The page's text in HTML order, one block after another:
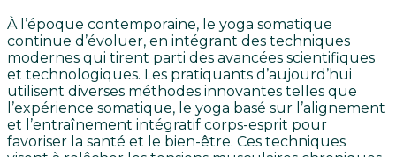
À l’époque contemporaine, le yoga somatique
continue d’évoluer, en intégrant des techniques
modernes qui tirent parti des avancées scientifiques
et technologiques. Les pratiquants d’aujourd’hui
utilisent diverses méthodes innovantes telles que
l’expérience somatique, le yoga basé sur l’alignement
et l’entraînement intégratif corps-esprit pour
favoriser la santé et le bien-être. Ces techniques